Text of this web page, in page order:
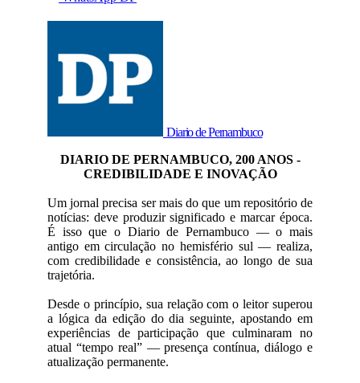
Diario de Pernambuco
DIARIO DE PERNAMBUCO, 200 ANOS -
CREDIBILIDADE E INOVAÇÃO
Um jornal precisa ser mais do que um repositório de
notícias: deve produzir significado e marcar época.
É isso que o Diario de Pernambuco — o mais
antigo em circulação no hemisfério sul — realiza,
com credibilidade e consistência, ao longo de sua
trajetória.
Desde o princípio, sua relação com o leitor superou
a lógica da edição do dia seguinte, apostando em
experiências de participação que culminaram no
atual “tempo real” — presença contínua, diálogo e
atualização permanente.